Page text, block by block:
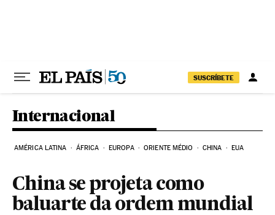
SUSCRÍBETE
Internacional
AMÉRICA LATINA ÁFRICA EUROPA ORIENTE MÉDIO CHINA EUA
China se projeta como
baluarte da ordem mundial